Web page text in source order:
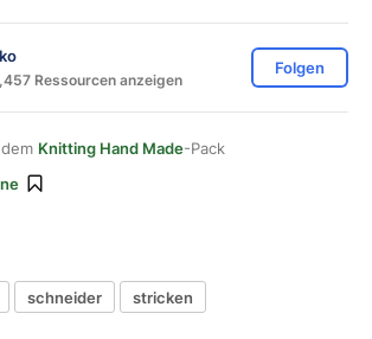
Ressourcen anzeigen
Folgen
Knitting Hand Made-Pack
schneider stricken